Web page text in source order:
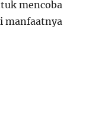
mencoba
manfaatnya